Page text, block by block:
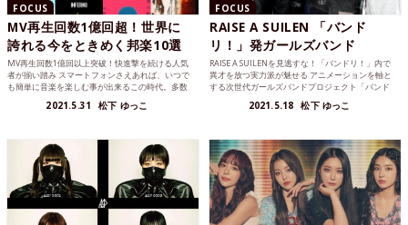
FOCUS
MV再生回数1億回超！世界に
誇れる今をときめく邦楽10選
MV再生回数1億回以上突破！快進撃を続ける人気
者が揃い踏み スマートフォンさえあれば、いつで
も簡単に音楽を楽しむ事が出来るこの時代。多数
2021.5.31 松下 ゆっこ
FOCUS
RAISE A SUILEN 「バンド
リ！」発ガールズバンド
RAISE A SUILENを見逃すな！「バンドリ！」内で
異才を放つ実力派が魅せる アニメーションを軸と
する次世代ガールズバンドプロジェクト「バンド
2021.5.18 松下 ゆっこ